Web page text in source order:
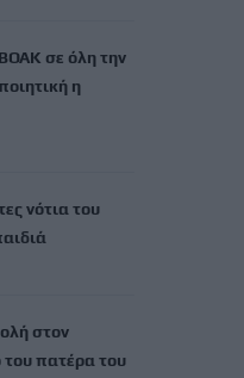
σε όλη την
η
νότια του
στον
του πατέρα του